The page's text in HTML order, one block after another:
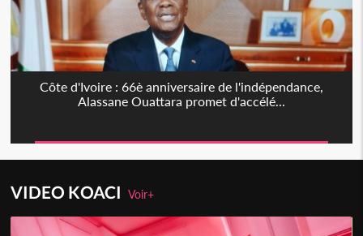
Côte d'Ivoire : 66è anniversaire de l'indépendance,
Alassane Ouattara promet d'accélé...
VIDEO KOACIVoir+